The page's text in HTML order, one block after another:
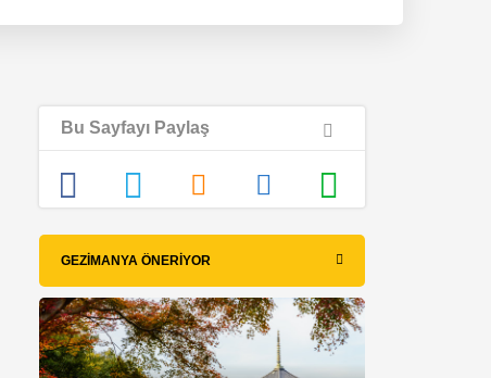
Bu Sayfayı Paylaş
GEZIMANYA ÖNERIYOR